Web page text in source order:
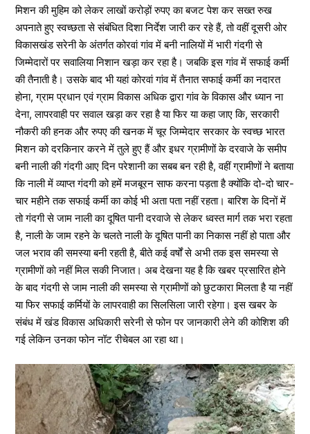
मिशन की मुहिम को लेकर लाखों करोड़ों रुपए का बजट पेश कर सख्त रुख
अपनाते हुए स्वच्छता से संबंधित दिशा निर्देश जारी कर रहे हैं, तो वहीं दूसरी ओर
विकासखंड सरेनी के अंतर्गत कोरवां गांव में बनी नालियों में भारी गंदगी से
जिम्मेदारों पर सवालिया निशान खड़ा कर रहा है। जबकि इस गांव में सफाई कर्मी
की तैनाती है। उसके बाद भी यहां कोरवां गांव में तैनात सफाई कर्मी का नदारत
होना, ग्राम प्रधान एवं ग्राम विकास अधिक द्वारा गांव के विकास और ध्यान ना
देना, लापरवाही पर सवाल खड़ा कर रहा है या फिर या कहा जाए कि, सरकारी
नौकरी की हनक और रुपए की खनक में चूर जिम्मेदार सरकार के स्वच्छ भारत
मिशन को दरकिनार करने में तुले हुए हैं और इधर ग्रामीणों के दरवाजे के समीप
बनी नाली की गंदगी आए दिन परेशानी का सबब बन रही है, वहीं ग्रामीणों ने बताया
कि नाली में व्याप्त गंदगी को हमें मजबूरन साफ करना पड़ता है क्योंकि दो-दो चार-
चार महीने तक सफाई कर्मी का कोई भी अता पता नहीं रहता। बारिश के दिनों में
तो गंदगी से जाम नाली का दूषित पानी दरवाजे से लेकर ध्वस्त मार्ग तक भरा रहता
है, नाली के जाम रहने के चलते नाली के दूषित पानी का निकास नहीं हो पाता और
जल भराव की समस्या बनी रहती है, बीते कई वर्षों से अभी तक इस समस्या से
ग्रामीणों को नहीं मिल सकी निजात। अब देखना यह है कि खबर प्रसारित होने
के बाद गंदगी से जाम नाली की समस्या से ग्रामीणों को छुटकारा मिलता है या नहीं
या फिर सफाई कर्मियों के लापरवाही का सिलसिला जारी रहेगा। इस खबर के
संबंध में खंड विकास अधिकारी सरेनी से फोन पर जानकारी लेने की कोशिश की
गई लेकिन उनका फोन नॉट रीचेबल आ रहा था।